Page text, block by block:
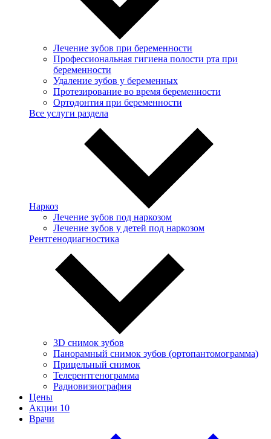
Лечение зубов при беременности
Профессиональная гигиена полости рта при
беременности
Удаление зубов у беременных
Протезирование во время беременности
Ортодонтия при беременности
Все услуги раздела
Наркоз
Лечение зубов под наркозом
Лечение зубов у детей под наркозом
Рентгенодиагностика
3D снимок зубов
Панорамный снимок зубов (ортопантомограмма)
Прицельный снимок
Телерентгенограмма
Радиовизиография
Цены
Акции 10
Врачи